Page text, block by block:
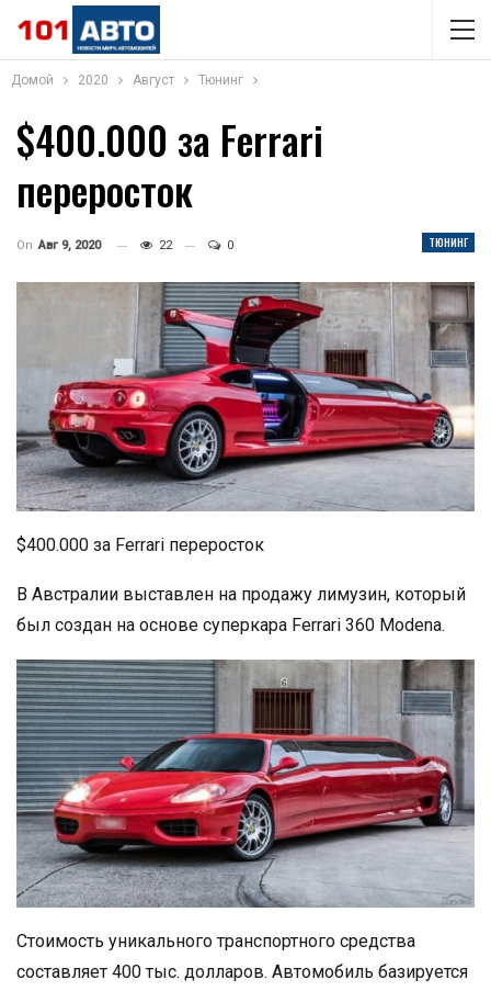
Домой 2020 Август Тюнинг
$400.000 за Ferrari
переросток
ТЮНИНГ
On Авг 9, 2020 22 0
$400.000 за Ferrari переросток
В Австралии выставлен на продажу лимузин, который
был создан на основе суперкара Ferrari 360 Modena.
Стоимость уникального транспортного средства
составляет 400 тыс. долларов. Автомобиль базируется